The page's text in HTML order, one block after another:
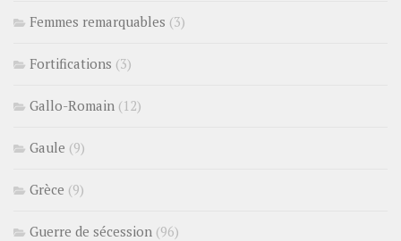
Femmes remarquables (3)
Fortifications (3)
Gallo-Romain (12)
Gaule (9)
Grèce (9)
Guerre de sécession (96)